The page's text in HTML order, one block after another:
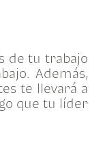
de tu trabajo
Además,
te llevará a
que tu líder